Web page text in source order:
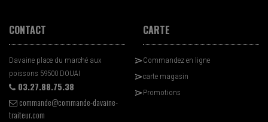
CONTACT
Davaine place du marché aux
poissons 59500 DOUAI
03.27.88.75.38
commande@commande-davaine-
traiteur.com
CARTE
Commandez en ligne
carte magasin
Promotions